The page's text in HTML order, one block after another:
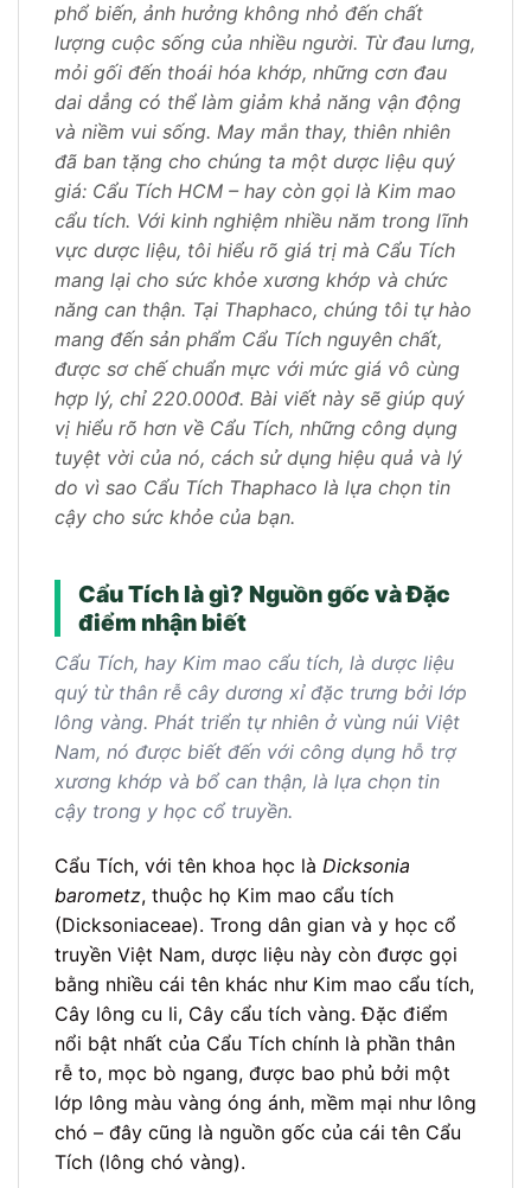
phổ biến, ảnh hưởng không nhỏ đến chất
lượng cuộc sống của nhiều người. Từ đau lưng,
mỏi gối đến thoái hóa khớp, những cơn đau
dai dẳng có thể làm giảm khả năng vận động
và niềm vui sống. May mắn thay, thiên nhiên
đã ban tặng cho chúng ta một dược liệu quý
giá: Cẩu Tích HCM – hay còn gọi là Kim mao
cẩu tích. Với kinh nghiệm nhiều năm trong lĩnh
vực dược liệu, tôi hiểu rõ giá trị mà Cẩu Tích
mang lại cho sức khỏe xương khớp và chức
năng can thận. Tại Thaphaco, chúng tôi tự hào
mang đến sản phẩm Cẩu Tích nguyên chất,
được sơ chế chuẩn mực với mức giá vô cùng
hợp lý, chỉ 220.000đ. Bài viết này sẽ giúp quý
vị hiểu rõ hơn về Cẩu Tích, những công dụng
tuyệt vời của nó, cách sử dụng hiệu quả và lý
do vì sao Cẩu Tích Thaphaco là lựa chọn tin
cậy cho sức khỏe của bạn.
Cẩu Tích là gì? Nguồn gốc và Đặc
điểm nhận biết
Cẩu Tích, hay Kim mao cẩu tích, là dược liệu
quý từ thân rễ cây dương xỉ đặc trưng bởi lớp
lông vàng. Phát triển tự nhiên ở vùng núi Việt
Nam, nó được biết đến với công dụng hỗ trợ
xương khớp và bổ can thận, là lựa chọn tin
cậy trong y học cổ truyền.
Cẩu Tích, với tên khoa học là Dicksonia
barometz, thuộc họ Kim mao cẩu tích
(Dicksoniaceae). Trong dân gian và y học cổ
truyền Việt Nam, dược liệu này còn được gọi
bằng nhiều cái tên khác như Kim mao cẩu tích,
Cây lông cu li, Cây cẩu tích vàng. Đặc điểm
nổi bật nhất của Cẩu Tích chính là phần thân
rễ to, mọc bò ngang, được bao phủ bởi một
lớp lông màu vàng óng ánh, mềm mại như lông
chó – đây cũng là nguồn gốc của cái tên Cẩu
Tích (lông chó vàng).